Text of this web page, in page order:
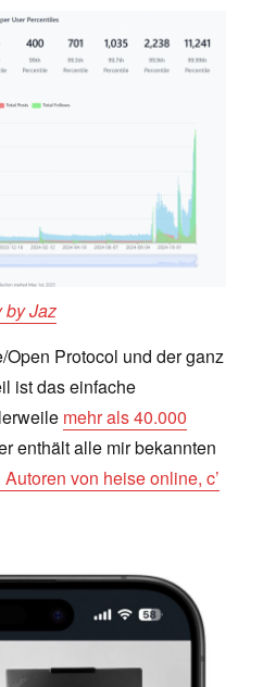
by Jaz
Protocol und der ganz
ist das einfache
mehr als 40.000
enthält alle mir bekannten
von heise online, c’